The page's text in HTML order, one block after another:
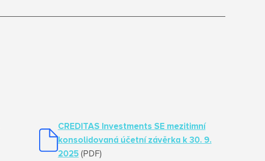
CREDITAS Investments SE mezitimní
konsolidovaná účetní závěrka k 30. 9.
2025(PDF)